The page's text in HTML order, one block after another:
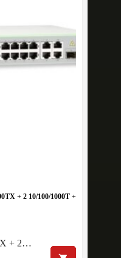
+ 2 10/100/1000T +
+ 2…